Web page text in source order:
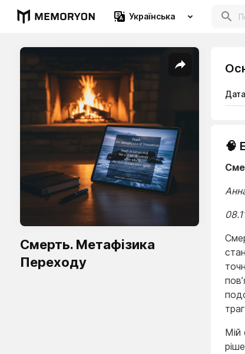
Українська
Смерть. Метафізика
Переходу
🧠
Мій